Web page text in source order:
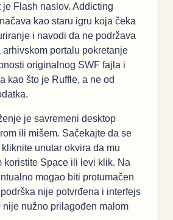
Flash naslov. Addicting
kao staru igru koja čeka
i navodi da ne podržava
portalu pokretanje
originalnog SWF fajla i
kao što je Ruffle, a ne od
je savremeni desktop
ili mišem. Sačekajte da se
unutar okvira da mu
koristite Space ili levi klik. Na
mogao biti protumačen
nije potvrđena i interfejs
nužno prilagođen malom